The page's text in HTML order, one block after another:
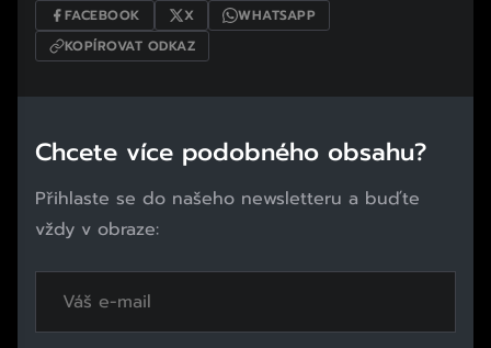
FACEBOOK X
WHATSAPP
KOPÍROVAT ODKAZ
Chcete více podobného obsahu?
Přihlaste se do našeho newsletteru a buďte
vždy v obraze: